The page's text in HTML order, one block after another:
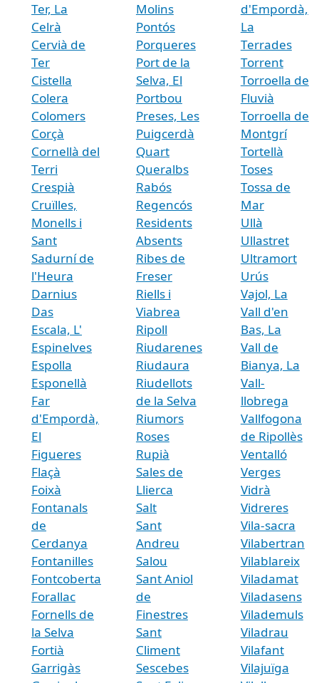
Ter, La
Celrà
Cervià de
Ter
Cistella
Colera
Colomers
Corçà
Cornellà del
Terri
Crespià
Cruïlles,
Monells i
Sant
Sadurní de
l'Heura
Darnius
Das
Escala, L'
Espinelves
Espolla
Esponellà
Far
d'Empordà,
El
Figueres
Flaçà
Foixà
Fontanals
de
Cerdanya
Fontanilles
Fontcoberta
Forallac
Fornells de
la Selva
Fortià
Garrigàs
Molins
Pontós
Porqueres
Port de la
Selva, El
Portbou
Preses, Les
Puigcerdà
Quart
Queralbs
Rabós
Regencós
Residents
Absents
Ribes de
Freser
Riells i
Viabrea
Ripoll
Riudarenes
Riudaura
Riudellots
de la Selva
Riumors
Roses
Rupià
Sales de
Llierca
Salt
Sant
Andreu
Salou
Sant Aniol
de
Finestres
Sant
Climent
Sescebes
d'Empordà,
La
Terrades
Torrent
Torroella de
Fluvià
Torroella de
Montgrí
Tortellà
Toses
Tossa de
Mar
Ullà
Ullastret
Ultramort
Urús
Vajol, La
Vall d'en
Bas, La
Vall de
Bianya, La
Vall-
llobrega
Vallfogona
de Ripollès
Ventalló
Verges
Vidrà
Vidreres
Vila-sacra
Vilabertran
Vilablareix
Viladamat
Viladasens
Vilademuls
Viladrau
Vilafant
Vilajuïga